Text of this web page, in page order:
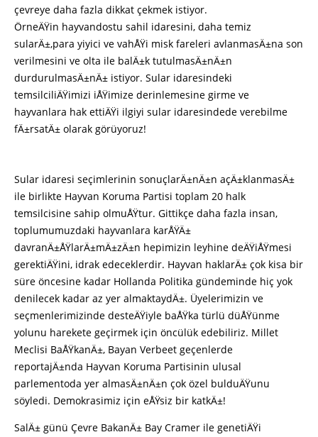
çevreye daha fazla dikkat çekmek istiyor.
ÖrneÄŸin hayvandostu sahil idaresini, daha temiz
sularÄ±,para yiyici ve vahÅŸi misk fareleri avlanmasÄ±na son
verilmesini ve olta ile balÄ±k tutulmasÄ±nÄ±n
durdurulmasÄ±nÄ± istiyor. Sular idaresindeki
temsilciliÄŸimizi iÅŸimize derinlemesine girme ve
hayvanlara hak ettiÄŸi ilgiyi sular idaresindede verebilme
fÄ±rsatÄ± olarak görüyoruz!
Sular idaresi seçimlerinin sonuçlarÄ±nÄ±n açÄ±klanmasÄ±
ile birlikte Hayvan Koruma Partisi toplam 20 halk
temsilcisine sahip olmuÅŸtur. Gittikçe daha fazla insan,
toplumumuzdaki hayvanlara karÅŸÄ±
davranÄ±ÅŸlarÄ±mÄ±zÄ±n hepimizin leyhine deÄŸiÅŸmesi
gerektiÄŸini, idrak edeceklerdir. Hayvan haklarÄ± çok kisa bir
süre öncesine kadar Hollanda Politika gündeminde hiç yok
denilecek kadar az yer almaktaydÄ±. Üyelerimizin ve
seçmenlerimizinde desteÄŸiyle baÅŸka türlü düÅŸünme
yolunu harekete geçirmek için öncülük edebiliriz. Millet
Meclisi BaÅŸkanÄ±, Bayan Verbeet geçenlerde
reportajÄ±nda Hayvan Koruma Partisinin ulusal
parlementoda yer almasÄ±nÄ±n çok özel bulduÄŸunu
söyledi. Demokrasimiz için eÅŸsiz bir katkÄ±!
SalÄ± günü Çevre BakanÄ± Bay Cramer ile genetiÄŸi